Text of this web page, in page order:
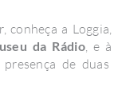
a Loggia,
da Rádio, e à
de duas